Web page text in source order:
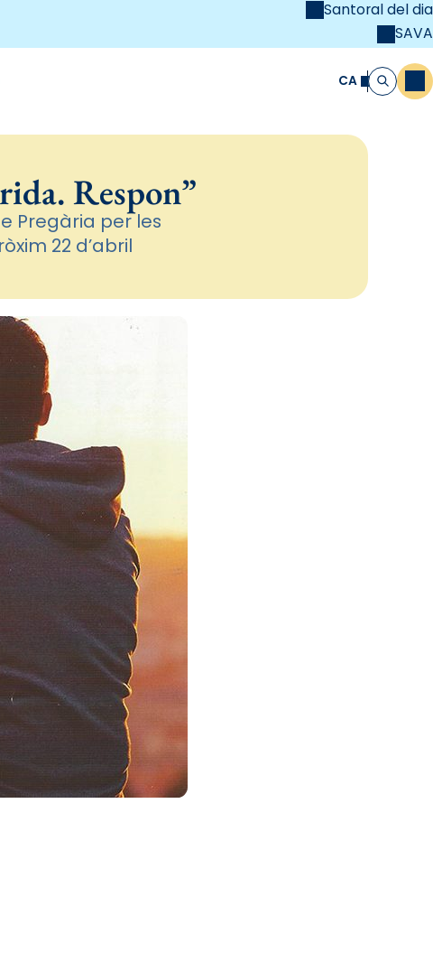
Santoral del dia
SAVA
Cristiana CA Cerca
Respon”
Pregària per les
22 d’abril